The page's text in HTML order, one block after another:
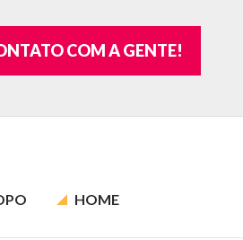
COM A GENTE!
HOME